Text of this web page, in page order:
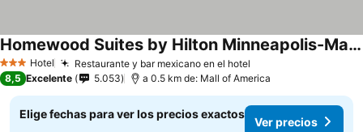
3 Estrellas
Hotel Restaurante y bar mexicano en el hotel
Homewood Suites by Hilton Minneapolis-Mall Of America
8,5 Excelente 5.053 a 0.5 km de: Mall of America
Elige fechas para ver los precios exactos
Ver precios